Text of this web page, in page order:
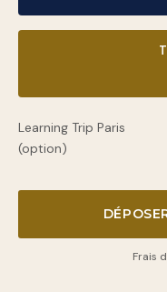
Learning Trip Paris
(option)
Frais